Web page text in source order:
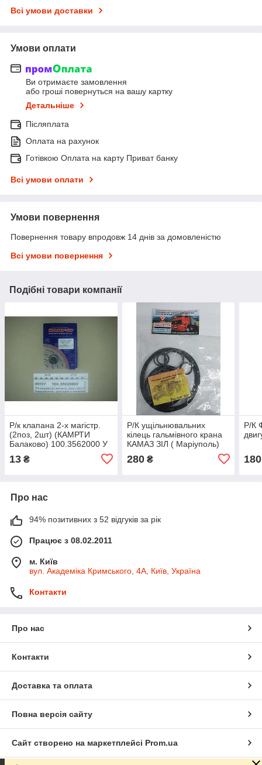
Всі умови доставки
Умови оплати
Ви отримаєте замовлення
або гроші повернуться на вашу картку
Детальніше
Післяплата
Оплата на рахунок
Готівкою Оплата на карту Приват банку
Всі умови оплати
Умови повернення
Повернення товару впродовж 14 днів за домовленістю
Всі умови повернення
Подібні товари компанії
Р/к клапана 2-х магістр.
(2поз, 2шт) (КАМРТИ
Балаково) 100.3562000 У
13 ₴
Р/К ущільнювальних
кілець гальмівного крана
КАМАЗ ЗІЛ ( Маріуполь)
280₴
Р/К
180
Про нас
94% позитивних з 52 відгуків за рік
Працює з 08.02.2011
м. Київ
вул. Академіка Кримського, 4А, Київ, Україна
Контакти
Про нас
Контакти
Доставка та оплата
Повна версія сайту
Сайт створено на маркетплейсі Prom.ua